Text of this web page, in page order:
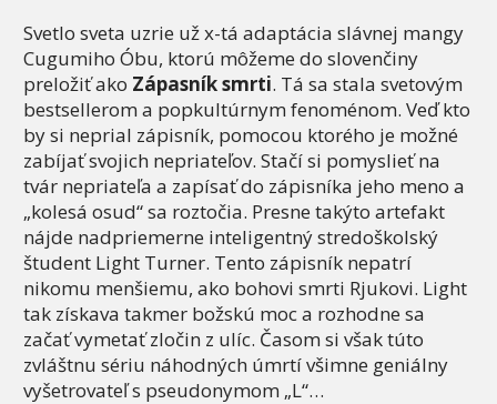
Svetlo sveta uzrie už x-tá adaptácia slávnej mangy
Cugumiho Óbu, ktorú môžeme do slovenčiny
preložiť ako Zápasník smrti. Tá sa stala svetovým
bestsellerom a popkultúrnym fenoménom. Veď kto
by si neprial zápisník, pomocou ktorého je možné
zabíjať svojich nepriateľov. Stačí si pomyslieť na
tvár nepriateľa a zapísať do zápisníka jeho meno a
„kolesá osud“ sa roztočia. Presne takýto artefakt
nájde nadpriemerne inteligentný stredoškolský
študent Light Turner. Tento zápisník nepatrí
nikomu menšiemu, ako bohovi smrti Rjukovi. Light
tak získava takmer božskú moc a rozhodne sa
začať vymetať zločin z ulíc. Časom si však túto
zvláštnu sériu náhodných úmrtí všimne geniálny
vyšetrovateľ s pseudonymom „L“…